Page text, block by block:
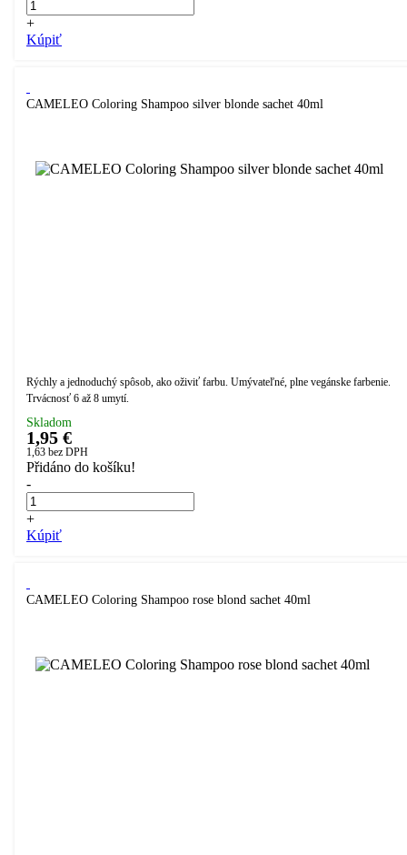
+
Kúpiť
CAMELEO Coloring Shampoo silver blonde sachet 40ml
Rýchly a jednoduchý spôsob, ako oživiť farbu. Umývateľné, plne vegánske farbenie.
Trvácnosť 6 až 8 umytí.
Skladom
1,95 €
1,63 bez DPH
Přidáno do košíku!
-
+
Kúpiť
CAMELEO Coloring Shampoo rose blond sachet 40ml